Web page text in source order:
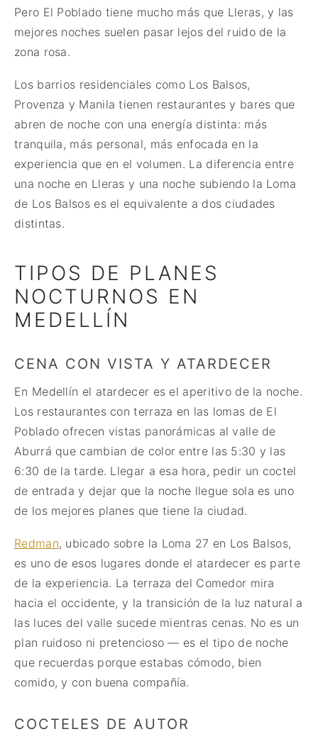
Pero El Poblado tiene mucho más que Lleras, y las
mejores noches suelen pasar lejos del ruido de la
zona rosa.
Los barrios residenciales como Los Balsos,
Provenza y Manila tienen restaurantes y bares que
abren de noche con una energía distinta: más
tranquila, más personal, más enfocada en la
experiencia que en el volumen. La diferencia entre
una noche en Lleras y una noche subiendo la Loma
de Los Balsos es el equivalente a dos ciudades
distintas.
TIPOS DE PLANES
NOCTURNOS EN
MEDELLÍN
CENA CON VISTA Y ATARDECER
En Medellín el atardecer es el aperitivo de la noche.
Los restaurantes con terraza en las lomas de El
Poblado ofrecen vistas panorámicas al valle de
Aburrá que cambian de color entre las 5:30 y las
6:30 de la tarde. Llegar a esa hora, pedir un coctel
de entrada y dejar que la noche llegue sola es uno
de los mejores planes que tiene la ciudad.
Redman, ubicado sobre la Loma 27 en Los Balsos,
es uno de esos lugares donde el atardecer es parte
de la experiencia. La terraza del Comedor mira
hacia el occidente, y la transición de la luz natural a
las luces del valle sucede mientras cenas. No es un
plan ruidoso ni pretencioso — es el tipo de noche
que recuerdas porque estabas cómodo, bien
comido, y con buena compañía.
COCTELES DE AUTOR